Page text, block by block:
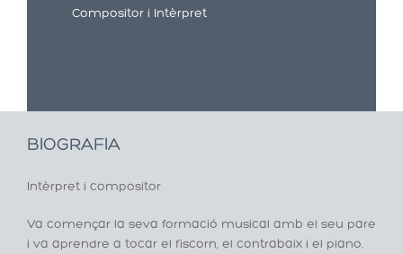
Compositor i Intèrpret
BIOGRAFIA
Intèrpret i compositor
Va començar la seva formació musical amb el seu pare
i va aprendre a tocar el fiscorn, el contrabaix i el piano.